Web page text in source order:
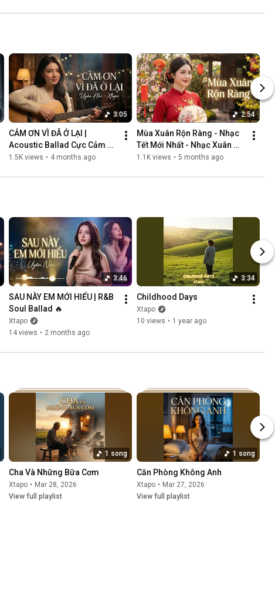
3:05
CẢM ƠN VÌ ĐÃ Ở LẠI |
Acoustic Ballad Cực Cảm
Động | Giọng Nữ Khàn Ấm
1.5K views • 4 months ago
2:54
Mùa Xuân Rộn Ràng - Nhạc
Tết Mới Nhất - Nhạc Xuân
Hay
1.1K views • 5 months ago
3:46
SAU NÀY EM MỚI HIỂU | R&B
Soul Ballad 🔥
Xtapo
14 views • 2 months ago
3:34
Childhood Days
Xtapo
10 views • 1 year ago
1 song
Cha Và Những Bữa Cơm
Xtapo • Mar 28, 2026
View full playlist
1 song
Căn Phòng Không Anh
Xtapo • Mar 27, 2026
View full playlist